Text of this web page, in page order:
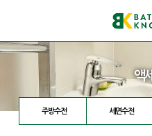
액
주방수전 세면수전